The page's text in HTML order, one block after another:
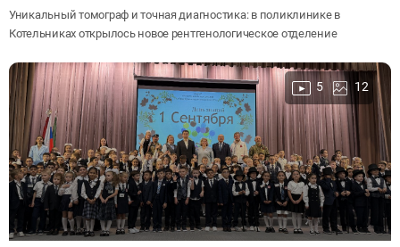
Уникальный томограф и точная диагностика: в поликлинике в
Котельниках открылось новое рентгенологическое отделение
5 12